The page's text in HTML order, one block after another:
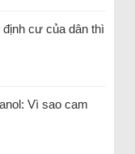
cư của dân thì
Vì sao cam